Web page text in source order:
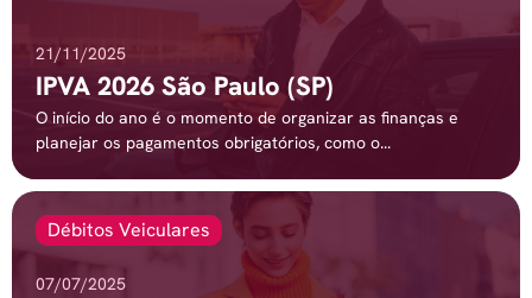
21/11/2025
IPVA 2026 São Paulo (SP)
O início do ano é o momento de organizar as finanças e
planejar os pagamentos obrigatórios, como o...
Débitos Veiculares
07/07/2025